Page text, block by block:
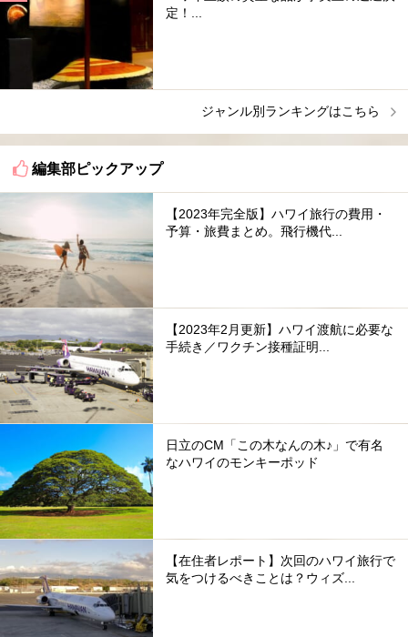
定！...
ジャンル別ランキングはこちら
編集部ピックアップ
【2023年完全版】ハワイ旅行の費用・
予算・旅費まとめ。飛行機代...
【2023年2月更新】ハワイ渡航に必要な
手続き／ワクチン接種証明...
日立のCM「この木なんの木♪」で有名
なハワイのモンキーポッド
【在住者レポート】次回のハワイ旅行で
気をつけるべきことは？ウィズ...